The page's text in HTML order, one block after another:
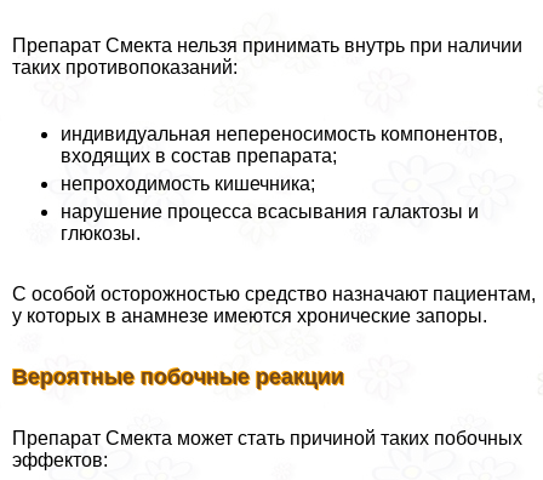
Препарат Смекта нельзя принимать внутрь при наличии
таких противопоказаний:
индивидуальная непереносимость компонентов,
входящих в состав препарата;
непроходимость кишечника;
нарушение процесса всасывания галактозы и
глюкозы.
С особой осторожностью средство назначают пациентам,
у которых в анамнезе имеются хронические запоры.
Вероятные побочные реакции
Препарат Смекта может стать причиной таких побочных
эффектов: